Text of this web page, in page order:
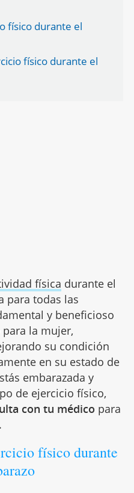
físico durante el
físico durante el
física durante el
para todas las
y beneficioso
la mujer,
su condición
en su estado de
embarazada y
de ejercicio físico,
con tu médico para
físico durante